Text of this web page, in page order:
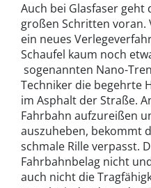
Auch bei Glasfaser geht
großen Schritten voran.
ein neues
Schaufel kaum noch
sogenannten Nano-
Techniker die begehrte
im Asphalt der Straße.
Fahrbahn aufzureißen
auszuheben, bekommt
schmale Rille verpasst.
Fahrbahnbelag nicht
auch nicht die